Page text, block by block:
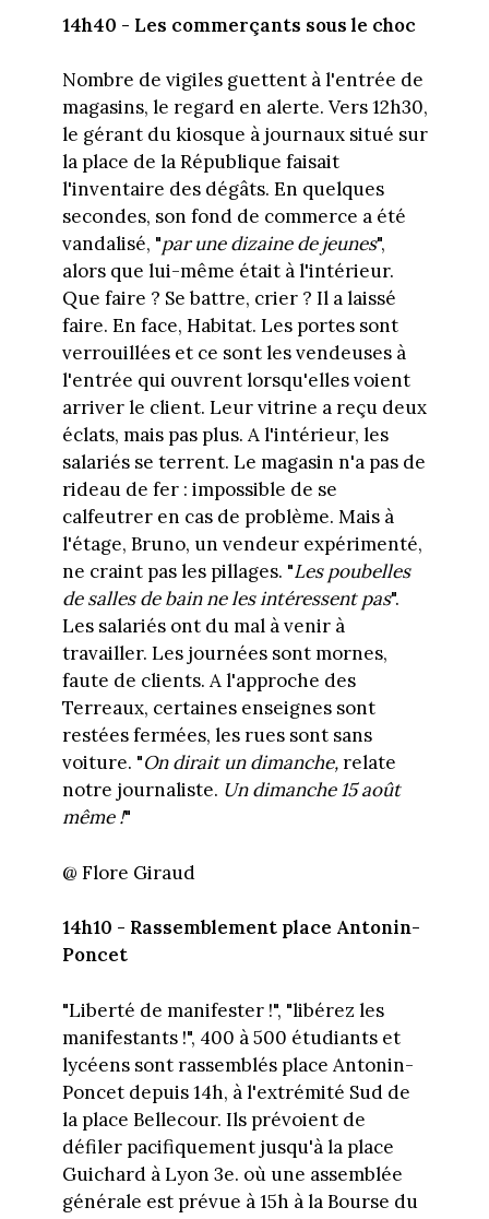
14h40 - Les commerçants sous le choc
Nombre de vigiles guettent à l'entrée de
magasins, le regard en alerte. Vers 12h30,
le gérant du kiosque à journaux situé sur
la place de la République faisait
l'inventaire des dégâts. En quelques
secondes, son fond de commerce a été
vandalisé, "par une dizaine de jeunes",
alors que lui-même était à l'intérieur.
Que faire ? Se battre, crier ? Il a laissé
faire. En face, Habitat. Les portes sont
verrouillées et ce sont les vendeuses à
l'entrée qui ouvrent lorsqu'elles voient
arriver le client. Leur vitrine a reçu deux
éclats, mais pas plus. A l'intérieur, les
salariés se terrent. Le magasin n'a pas de
rideau de fer : impossible de se
calfeutrer en cas de problème. Mais à
l'étage, Bruno, un vendeur expérimenté,
ne craint pas les pillages. "Les poubelles
de salles de bain ne les intéressent pas".
Les salariés ont du mal à venir à
travailler. Les journées sont mornes,
faute de clients. A l'approche des
Terreaux, certaines enseignes sont
restées fermées, les rues sont sans
voiture. "On dirait un dimanche,relate
notre journaliste. Un dimanche 15 août
même !"
@ Flore Giraud
14h10 - Rassemblement place Antonin-
Poncet
"Liberté de manifester !", "libérez les
manifestants !", 400 à 500 étudiants et
lycéens sont rassemblés place Antonin-
Poncet depuis 14h, à l'extrémité Sud de
la place Bellecour. Ils prévoient de
défiler pacifiquement jusqu'à la place
Guichard à Lyon 3e. où une assemblée
générale est prévue à 15h à la Bourse du